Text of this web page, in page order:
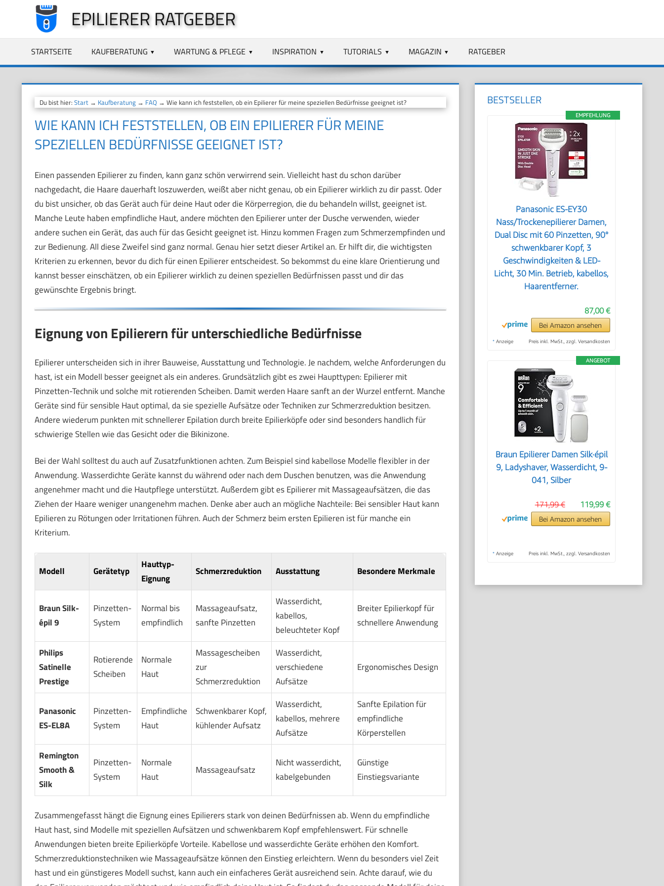
springen
EPILIERER RATGEBER
STARTSEITE KAUFBERATUNG WARTUNG & PFLEGE INSPIRATION TUTORIALS MAGAZIN RATGEBER
Du bist hier: Start→ Kaufberatung→ FAQ → Wie kann ich feststellen, ob ein Epilierer für meine speziellen Bedürfnisse geeignet ist?
WIE KANN ICH FESTSTELLEN, OB EIN EPILIERER FÜR MEINE
SPEZIELLEN BEDÜRFNISSE GEEIGNET IST?
Einen passenden Epilierer zu finden, kann ganz schön verwirrend sein. Vielleicht hast du schon darüber
nachgedacht, die Haare dauerhaft loszuwerden, weißt aber nicht genau, ob ein Epilierer wirklich zu dir passt. Oder
du bist unsicher, ob das Gerät auch für deine Haut oder die Körperregion, die du behandeln willst, geeignet ist.
Manche Leute haben empfindliche Haut, andere möchten den Epilierer unter der Dusche verwenden, wieder
andere suchen ein Gerät, das auch für das Gesicht geeignet ist. Hinzu kommen Fragen zum Schmerzempfinden und
zur Bedienung. All diese Zweifel sind ganz normal. Genau hier setzt dieser Artikel an. Er hilft dir, die wichtigsten
Kriterien zu erkennen, bevor du dich für einen Epilierer entscheidest. So bekommst du eine klare Orientierung und
kannst besser einschätzen, ob ein Epilierer wirklich zu deinen speziellen Bedürfnissen passt und dir das
gewünschte Ergebnis bringt.
Eignung von Epilierern für unterschiedliche Bedürfnisse
Epilierer unterscheiden sich in ihrer Bauweise, Ausstattung und Technologie. Je nachdem, welche Anforderungen du
hast, ist ein Modell besser geeignet als ein anderes. Grundsätzlich gibt es zwei Haupttypen: Epilierer mit
Pinzetten-Technik und solche mit rotierenden Scheiben. Damit werden Haare sanft an der Wurzel entfernt. Manche
Geräte sind für sensible Haut optimal, da sie spezielle Aufsätze oder Techniken zur Schmerzreduktion besitzen.
Andere wiederum punkten mit schnellerer Epilation durch breite Epilierköpfe oder sind besonders handlich für
schwierige Stellen wie das Gesicht oder die Bikinizone.
Bei der Wahl solltest du auch auf Zusatzfunktionen achten. Zum Beispiel sind kabellose Modelle flexibler in der
Anwendung. Wasserdichte Geräte kannst du während oder nach dem Duschen benutzen, was die Anwendung
angenehmer macht und die Hautpflege unterstützt. Außerdem gibt es Epilierer mit Massageaufsätzen, die das
Ziehen der Haare weniger unangenehm machen. Denke aber auch an mögliche Nachteile: Bei sensibler Haut kann
Epilieren zu Rötungen oder Irritationen führen. Auch der Schmerz beim ersten Epilieren ist für manche ein
Kriterium.
Modell Gerätetyp
Hauttyp-
Eignung
Schmerzreduktion Ausstattung Besondere Merkmale
Braun Silk-
épil 9
Pinzetten-
System
Normal bis
empfindlich
Massageaufsatz,
sanfte Pinzetten
Wasserdicht,
kabellos,
beleuchteter Kopf
Breiter Epilierkopf für
schnellere Anwendung
Philips
Satinelle
Prestige
Rotierende
Scheiben
Normale
Haut
Massagescheiben
zur
Schmerzreduktion
Wasserdicht,
verschiedene
Aufsätze
Ergonomisches Design
Panasonic
ES-EL8A
Pinzetten-
System
Empfindliche
Haut
Schwenkbarer Kopf,
kühlender Aufsatz
Wasserdicht,
kabellos, mehrere
Aufsätze
Sanfte Epilation für
empfindliche
Körperstellen
Remington
Smooth &
Silk
Pinzetten-
System
Normale
Haut
Massageaufsatz
Nicht wasserdicht,
kabelgebunden
Günstige
Einstiegsvariante
Zusammengefasst hängt die Eignung eines Epilierers stark von deinen Bedürfnissen ab. Wenn du empfindliche
Haut hast, sind Modelle mit speziellen Aufsätzen und schwenkbarem Kopf empfehlenswert. Für schnelle
Anwendungen bieten breite Epilierköpfe Vorteile. Kabellose und wasserdichte Geräte erhöhen den Komfort.
Schmerzreduktionstechniken wie Massageaufsätze können den Einstieg erleichtern. Wenn du besonders viel Zeit
hast und ein günstigeres Modell suchst, kann auch ein einfacheres Gerät ausreichend sein. Achte darauf, wie du
BESTSELLER
EMPFEHLUNG
Panasonic ES-EY30
Nass/Trockenepilierer Damen,
Dual Disc mit 60 Pinzetten, 90°
schwenkbarer Kopf, 3
Geschwindigkeiten & LED-
Licht, 30 Min. Betrieb, kabellos,
Haarentferner.
87,00 €
Bei Amazon ansehen
* Anzeige Preis inkl. MwSt., zzgl. Versandkosten
ANGEBOT
Braun Epilierer Damen Silk·épil
9, Ladyshaver, Wasserdicht, 9-
041, Silber
119,99 €
171,99 €
Bei Amazon ansehen
* Anzeige Preis inkl. MwSt., zzgl. Versandkosten